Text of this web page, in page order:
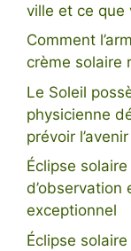
ville et ce que
Comment
crème solaire
Le Soleil
physicienne
prévoir
Éclipse
d’observation
exceptionnel
Éclipse